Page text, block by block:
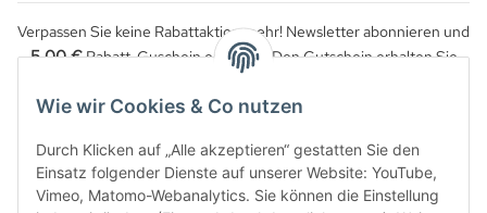
Wie wir Cookies & Co nutzen
Durch Klicken auf „Alle akzeptieren“ gestatten Sie den
Einsatz folgender Dienste auf unserer Website: YouTube,
Vimeo, Matomo-Webanalytics. Sie können die Einstellung
Verpassen Sie keine Rabattaktion mehr! Newsletter abonnieren und
5,00 €Rabatt-Guschein erhalten. Den Gutschein erhalten Sie
per Email nach der erfolgreichen Bestätigung Ihrer Email-Adresse.